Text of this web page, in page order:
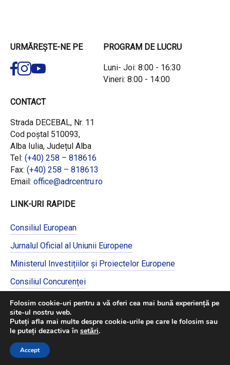
URMĂREȘTE-NE PE PROGRAM DE LUCRU
Luni- Joi: 8:00 - 16:30
Vineri: 8:00 - 14:00
CONTACT
Strada DECEBAL, Nr. 11
Cod poștal 510093,
Alba Iulia, Județul Alba
Tel: (+40) 258 – 818616
Fax: (+40) 258 – 818613
Email: office@adrcentru.ro
LINK-URI RAPIDE
Consiliul European
Jurnalul Oficial al Uniunii Europene
Ministerul Investițiilor și Proiectelor Europene
Consiliul Concurenței
programe cofinanțate de Uniunea Europeană,
vă invităm să vizitațihttps://mfe.gov.ro/
Folosim cookie-uri pentru a vă oferi cea mai bună experiență pe
site-ul nostru web.
Puteți afla mai multe despre cookie-urile pe care le folosim sau
le puteți dezactiva în setări.
Accept